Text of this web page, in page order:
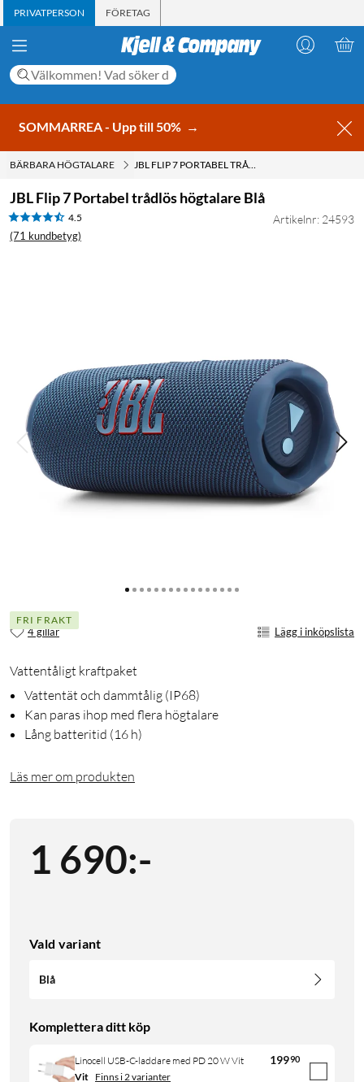
PRIVATPERSON FÖRETAG
SOMMARREA - Upp till 50% →
BÄRBARA HÖGTALARE JBL FLIP 7 PORTABEL TRÅDLÖS HÖGTALARE BLÅ
JBL Flip 7 Portabel trådlös högtalare Blå
4.5
(71 kundbetyg)
Artikelnr: 24593
FRI FRAKT
4 gillar Lägg i inköpslista
Vattentåligt kraftpaket
Vattentät och dammtålig (IP68)
Kan paras ihop med flera högtalare
Lång batteritid (16 h)
Läs mer om produkten
1 690:-
Vald variant
Blå
Komplettera ditt köp
Linocell USB-C-laddare med PD 20 W Vit 19990
Vit Finns i 2 varianter